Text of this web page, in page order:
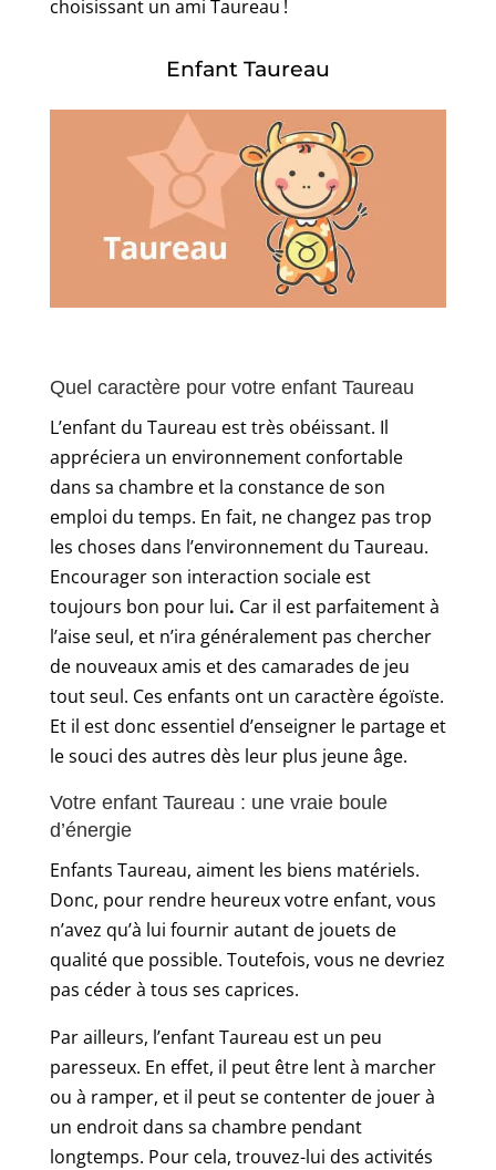
choisissant un ami Taureau !
Enfant Taureau
Quel caractère pour votre enfant Taureau
L’enfant du Taureau est très obéissant. Il
appréciera un environnement confortable
dans sa chambre et la constance de son
emploi du temps. En fait, ne changez pas trop
les choses dans l’environnement du Taureau.
Encourager son interaction sociale est
toujours bon pour lui. Car il est parfaitement à
l’aise seul, et n’ira généralement pas chercher
de nouveaux amis et des camarades de jeu
tout seul. Ces enfants ont un caractère égoïste.
Et il est donc essentiel d’enseigner le partage et
le souci des autres dès leur plus jeune âge.
Votre enfant Taureau : une vraie boule
d’énergie
Enfants Taureau, aiment les biens matériels.
Donc, pour rendre heureux votre enfant, vous
n’avez qu’à lui fournir autant de jouets de
qualité que possible. Toutefois, vous ne devriez
pas céder à tous ses caprices.
Par ailleurs, l’enfant Taureau est un peu
paresseux. En effet, il peut être lent à marcher
ou à ramper, et il peut se contenter de jouer à
un endroit dans sa chambre pendant
longtemps. Pour cela, trouvez-lui des activités